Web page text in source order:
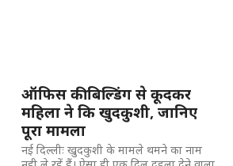
ऑफिस की बिल्डिंग से कूदकर
महिला ने कि खुदकुशी, जानिए
पूरा मामला
नई दिल्लीः खुदकुशी के मामले थमने का नाम